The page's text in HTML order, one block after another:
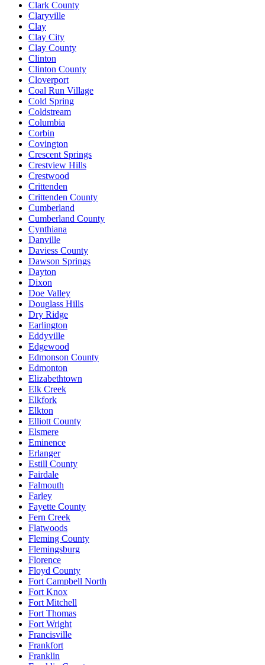
Clark County
Claryville
Clay
Clay City
Clay County
Clinton
Clinton County
Cloverport
Coal Run Village
Cold Spring
Coldstream
Columbia
Corbin
Covington
Crescent Springs
Crestview Hills
Crestwood
Crittenden
Crittenden County
Cumberland
Cumberland County
Cynthiana
Danville
Daviess County
Dawson Springs
Dayton
Dixon
Doe Valley
Douglass Hills
Dry Ridge
Earlington
Eddyville
Edgewood
Edmonson County
Edmonton
Elizabethtown
Elk Creek
Elkfork
Elkton
Elliott County
Elsmere
Eminence
Erlanger
Estill County
Fairdale
Falmouth
Farley
Fayette County
Fern Creek
Flatwoods
Fleming County
Flemingsburg
Florence
Floyd County
Fort Campbell North
Fort Knox
Fort Mitchell
Fort Thomas
Fort Wright
Francisville
Frankfort
Franklin